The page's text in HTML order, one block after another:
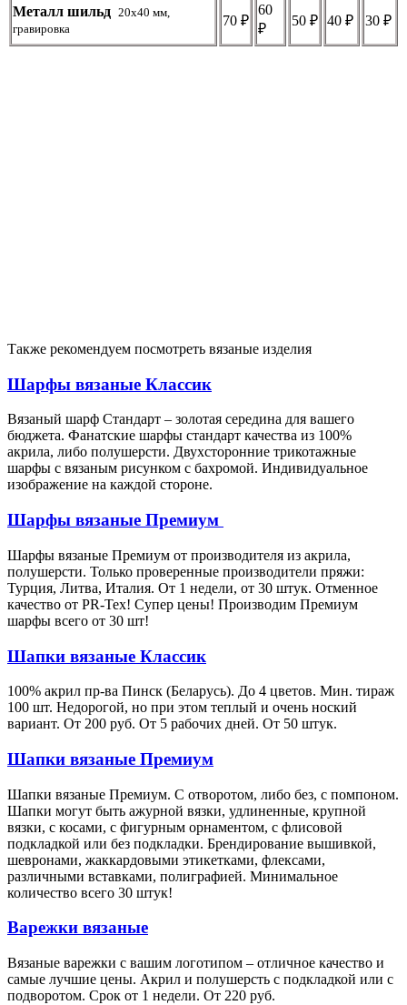
Металл шильд 20х40 мм,
гравировка
70 ₽
60
₽
50 ₽ 40 ₽ 30 ₽
Также рекомендуем посмотреть вязаные изделия
Шарфы вязаные Классик
Вязаный шарф Стандарт – золотая середина для вашего
бюджета. Фанатские шарфы стандарт качества из 100%
акрила, либо полушерсти. Двухсторонние трикотажные
шарфы с вязаным рисунком с бахромой. Индивидуальное
изображение на каждой стороне.
Шарфы вязаные Премиум
Шарфы вязаные Премиум от производителя из акрила,
полушерсти. Только проверенные производители пряжи:
Турция, Литва, Италия. От 1 недели, от 30 штук. Отменное
качество от PR-Tex! Супер цены! Производим Премиум
шарфы всего от 30 шт!
Шапки вязаные Классик
100% акрил пр-ва Пинск (Беларусь). До 4 цветов. Мин. тираж
100 шт. Недорогой, но при этом теплый и очень ноский
вариант. От 200 руб. От 5 рабочих дней. От 50 штук.
Шапки вязаные Премиум
Шапки вязаные Премиум. С отворотом, либо без, с помпоном.
Шапки могут быть ажурной вязки, удлиненные, крупной
вязки, с косами, с фигурным орнаментом, с флисовой
подкладкой или без подкладки. Брендирование вышивкой,
шевронами, жаккардовыми этикетками, флексами,
различными вставками, полиграфией. Минимальное
количество всего 30 штук!
Варежки вязаные
Вязаные варежки с вашим логотипом – отличное качество и
самые лучшие цены. Акрил и полушерсть с подкладкой или с
подворотом. Срок от 1 недели. От 220 руб.